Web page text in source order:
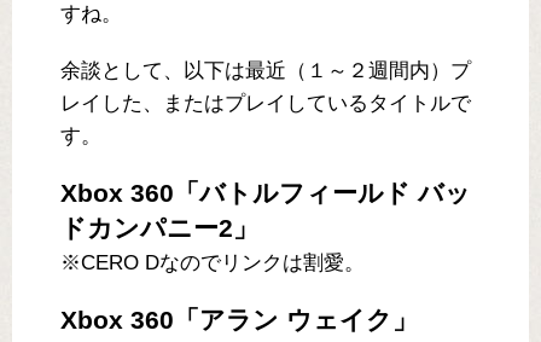
すね。
余談として、以下は最近（１～２週間内）プ
レイした、またはプレイしているタイトルで
す。
Xbox 360「バトルフィールド バッ
ドカンパニー2」
※CERO Dなのでリンクは割愛。
Xbox 360「アラン ウェイク」